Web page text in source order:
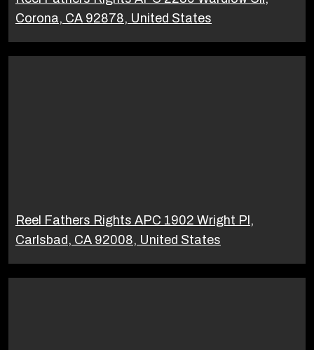
Corona, CA 92878, United States
Reel Fathers Rights APC 1902 Wright Pl,
Carlsbad, CA 92008, United States